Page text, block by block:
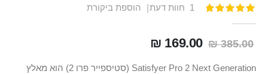
דירוג:
1 חוות דעת הוספת ביקורת
385.00 ₪
169.00 ₪
Satisfyer Pro 2 Next Generation (סטיספייר פרו 2) הוא מאלץ